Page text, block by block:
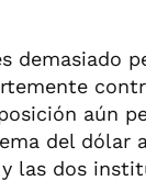
demasiado
aún
del dólar
y las dos